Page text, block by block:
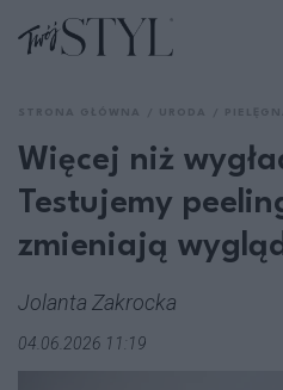
Więcej niż
Testujemy
zmieniają
Jolanta Zakrocka
04.06.2026 11:19